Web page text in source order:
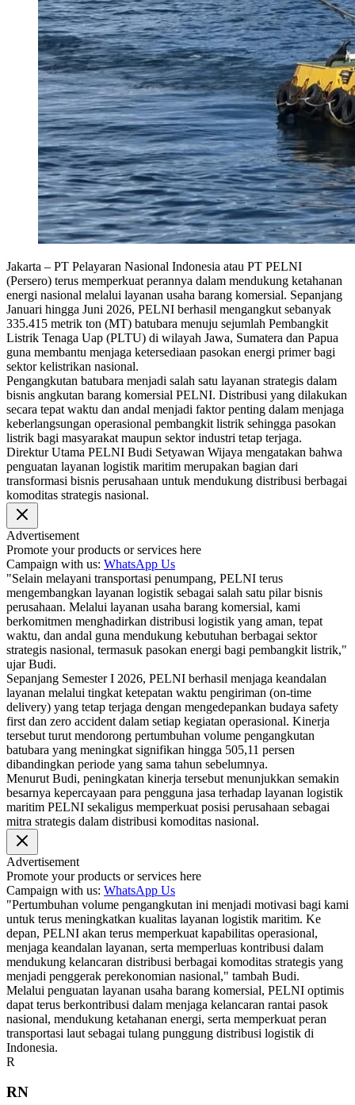
Jakarta – PT Pelayaran Nasional Indonesia atau PT PELNI
(Persero) terus memperkuat perannya dalam mendukung ketahanan
energi nasional melalui layanan usaha barang komersial. Sepanjang
Januari hingga Juni 2026, PELNI berhasil mengangkut sebanyak
335.415 metrik ton (MT) batubara menuju sejumlah Pembangkit
Listrik Tenaga Uap (PLTU) di wilayah Jawa, Sumatera dan Papua
guna membantu menjaga ketersediaan pasokan energi primer bagi
sektor kelistrikan nasional.
Pengangkutan batubara menjadi salah satu layanan strategis dalam
bisnis angkutan barang komersial PELNI. Distribusi yang dilakukan
secara tepat waktu dan andal menjadi faktor penting dalam menjaga
keberlangsungan operasional pembangkit listrik sehingga pasokan
listrik bagi masyarakat maupun sektor industri tetap terjaga.
Direktur Utama PELNI Budi Setyawan Wijaya mengatakan bahwa
penguatan layanan logistik maritim merupakan bagian dari
transformasi bisnis perusahaan untuk mendukung distribusi berbagai
komoditas strategis nasional.
Advertisement
Promote your products or services here
Campaign with us: WhatsApp Us
"Selain melayani transportasi penumpang, PELNI terus
mengembangkan layanan logistik sebagai salah satu pilar bisnis
perusahaan. Melalui layanan usaha barang komersial, kami
berkomitmen menghadirkan distribusi logistik yang aman, tepat
waktu, dan andal guna mendukung kebutuhan berbagai sektor
strategis nasional, termasuk pasokan energi bagi pembangkit listrik,"
ujar Budi.
Sepanjang Semester I 2026, PELNI berhasil menjaga keandalan
layanan melalui tingkat ketepatan waktu pengiriman (on-time
delivery) yang tetap terjaga dengan mengedepankan budaya safety
first dan zero accident dalam setiap kegiatan operasional. Kinerja
tersebut turut mendorong pertumbuhan volume pengangkutan
batubara yang meningkat signifikan hingga 505,11 persen
dibandingkan periode yang sama tahun sebelumnya.
Menurut Budi, peningkatan kinerja tersebut menunjukkan semakin
besarnya kepercayaan para pengguna jasa terhadap layanan logistik
maritim PELNI sekaligus memperkuat posisi perusahaan sebagai
mitra strategis dalam distribusi komoditas nasional.
Advertisement
Promote your products or services here
Campaign with us: WhatsApp Us
"Pertumbuhan volume pengangkutan ini menjadi motivasi bagi kami
untuk terus meningkatkan kualitas layanan logistik maritim. Ke
depan, PELNI akan terus memperkuat kapabilitas operasional,
menjaga keandalan layanan, serta memperluas kontribusi dalam
mendukung kelancaran distribusi berbagai komoditas strategis yang
menjadi penggerak perekonomian nasional," tambah Budi.
Melalui penguatan layanan usaha barang komersial, PELNI optimis
dapat terus berkontribusi dalam menjaga kelancaran rantai pasok
nasional, mendukung ketahanan energi, serta memperkuat peran
transportasi laut sebagai tulang punggung distribusi logistik di
Indonesia.
R
RN